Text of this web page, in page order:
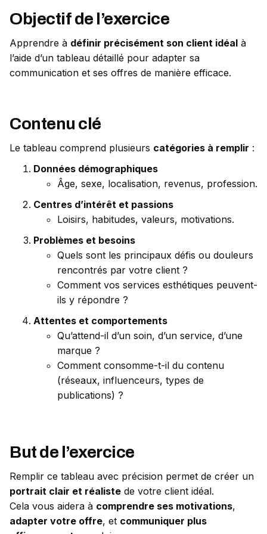
Mise en pratique : analyse de compte concurrent
Créer des contenus viraux sur TikTok
Humaniser son contenu
Boîte à outils pour rester autonome
Faire le quizz
Objectif de l’exercice
Apprendre à définir précisément son client idéal à
l’aide d’un tableau détaillé pour adapter sa
communication et ses offres de manière efficace.
Contenu clé
Le tableau comprend plusieurs catégories à remplir :
Données démographiques
Âge, sexe, localisation, revenus, profession.
Centres d’intérêt et passions
Loisirs, habitudes, valeurs, motivations.
Problèmes et besoins
Quels sont les principaux défis ou douleurs
rencontrés par votre client ?
Comment vos services esthétiques peuvent-
ils y répondre ?
Attentes et comportements
Qu’attend-il d’un soin, d’un service, d’une
marque ?
Comment consomme-t-il du contenu
(réseaux, influenceurs, types de
publications) ?
But de l’exercice
Remplir ce tableau avec précision permet de créer un
portrait clair et réaliste de votre client idéal.
Cela vous aidera à comprendre ses motivations,
adapter votre offre, et communiquer plus